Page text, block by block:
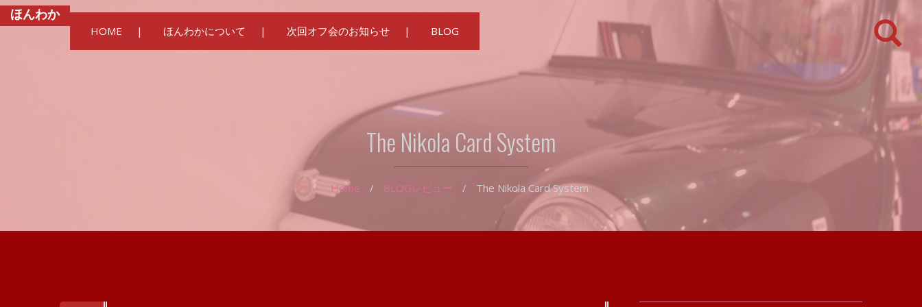
ほんわか
HOME ほんわかについて 次回オフ会のお知らせ BLOG
The Nikola Card System
Home / BLOGレビュー / The Nikola Card System